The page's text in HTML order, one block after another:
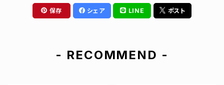
保存 シェア LINE ポスト
- RECOMMEND -